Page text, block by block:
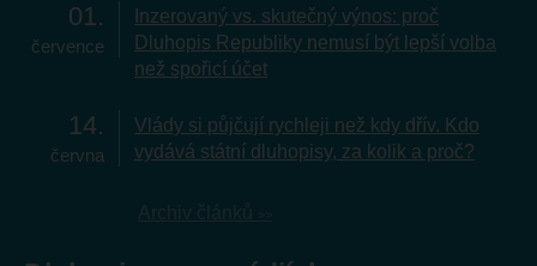
01
července
Inzerovaný vs. skutečný výnos: proč
Dluhopis Republiky nemusí být lepší volba
než spořicí účet
14
června
Vlády si půjčují rychleji než kdy dřív. Kdo
vydává státní dluhopisy, za kolik a proč?